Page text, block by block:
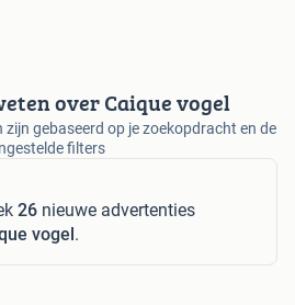
over Caique vogel
gebaseerd op je zoekopdracht en de
filters
26 nieuwe advertenties
vogel.